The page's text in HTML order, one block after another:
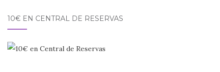
10€ EN CENTRAL DE RESERVAS